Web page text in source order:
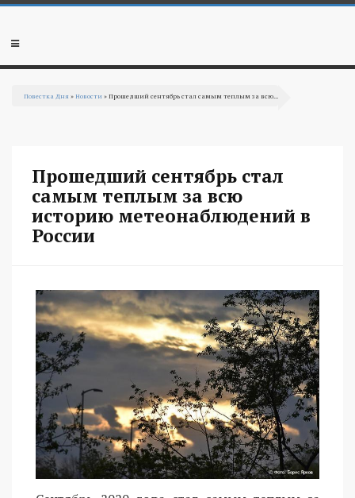
Перейти к основному содержанию
Мобильное
Повестка Дня »Новости » Прошедший сентябрь стал самым теплым за всю...
Прошедший сентябрь стал
самым теплым за всю
историю метеонаблюдений в
России